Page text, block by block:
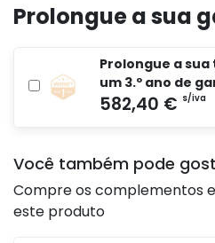
8
Prolongue a sua
Prolongue a
um 3.º ano de
Você também pode
Compre os complementos
este produto